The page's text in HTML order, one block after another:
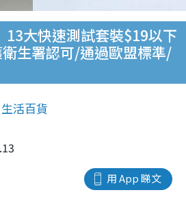
13大快速測試套裝$19以下
生署認可/通過歐盟標準/
生活百貨
用 App 睇文